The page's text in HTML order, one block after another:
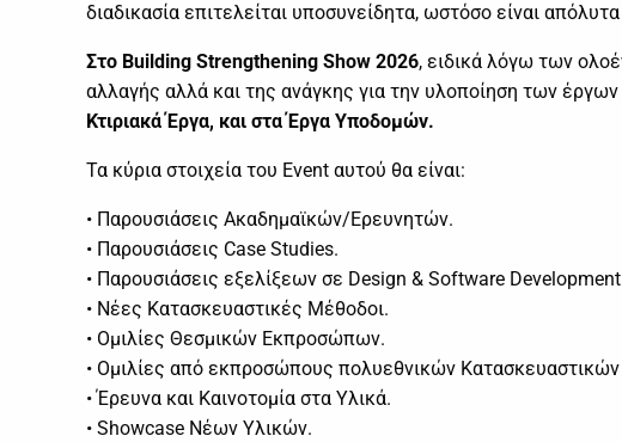
διαδικασία επιτελείται υποσυνείδητα, ωστόσο είναι
Στο Building Strengthening Show 2026, ειδικά λόγω των
αλλαγής αλλά και της ανάγκης για την υλοποίηση των
Κτιριακά Έργα, και στα Έργα Υποδομών.
Τα κύρια στοιχεία του Event αυτού θα είναι:
• Παρουσιάσεις Ακαδημαϊκών/Ερευνητών.
• Παρουσιάσεις Case Studies.
• Παρουσιάσεις εξελίξεων σε Design & Software
• Νέες Κατασκευαστικές Μέθοδοι.
• Ομιλίες Θεσμικών Εκπροσώπων.
• Ομιλίες από εκπροσώπους πολυεθνικών
• Έρευνα και Καινοτομία στα Υλικά.
• Showcase Νέων Υλικών.